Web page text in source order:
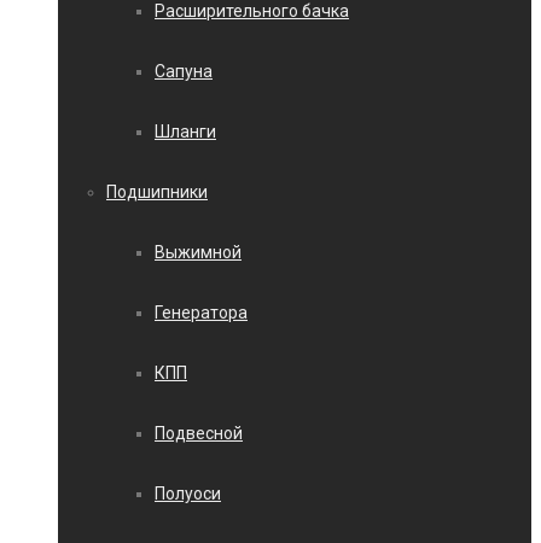
Расширительного бачка
Сапуна
Шланги
Подшипники
Выжимной
Генератора
КПП
Подвесной
Полуоси